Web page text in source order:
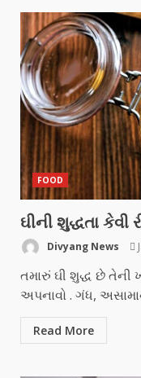
FOOD
ઘીની શુદ્ધતા કેવી
Divyang News
તમારું ઘી શુદ્ધ છે
અપનાવો . ગંધ,
Read More